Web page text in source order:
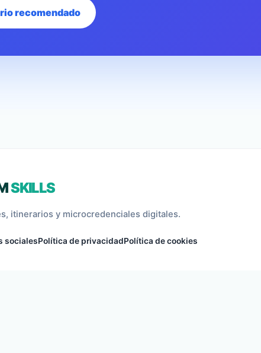
recomendado
SKILLS
itinerarios y microcredenciales digitales.
socialesPolítica de privacidadPolítica de cookies